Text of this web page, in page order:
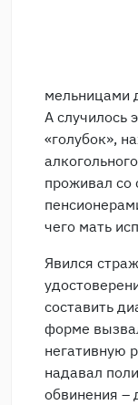
мельницами
А случилось
«голубок»,
проживал со
чего мать
Явился
составить
форме
негативную
надавал
обвинения –